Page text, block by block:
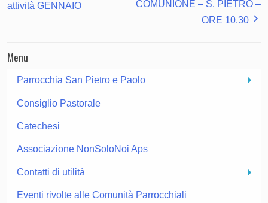
attività GENNAIO
COMUNIONE – S. PIETRO –
ORE 10.30
Menu
Parrocchia San Pietro e Paolo
Consiglio Pastorale
Catechesi
Associazione NonSoloNoi Aps
Contatti di utilità
Eventi rivolte alle Comunità Parrocchiali